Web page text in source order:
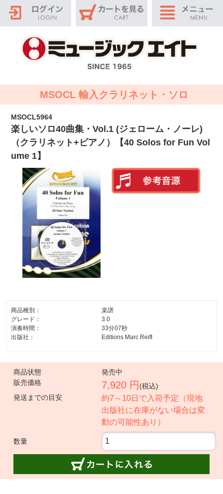
MSOCL 輸入クラリネット・ソロ
MSOCL5964
楽しいソロ40曲集・Vol.1 (ジェローム・ノーレ)
（クラリネット+ピアノ）【40 Solos for Fun Vol
ume 1】
商品種別：
楽譜
グレード：
3.0
演奏時間：
33分07秒
出版社：
Editions Marc Reift
商品状態
発売中
販売価格
7,920 円 (税込)
発送までの目安
約7～10日で入荷予定（現地
出版社に在庫がない場合は変
動の可能性あり）
数量